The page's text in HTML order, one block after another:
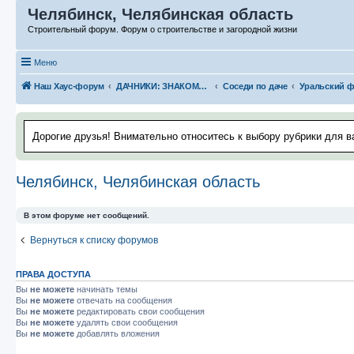
Челябинск, Челябинская область
Строительный форум. Форум о строительстве и загородной жизни
Меню
Наш Хаус-форум ДАЧНИКИ: ЗНАКОМСТВА, ВСТРЕЧИ. РАССКАЗЫ О ДАЧЕ Соседи по даче
Дорогие друзья! Внимательно относитесь к выбору рубрики
Челябинск, Челябинская область
В этом форуме нет сообщений.
Вернуться к списку форумов
ПРАВА ДОСТУПА
Вы не можете начинать темы
Вы не можете отвечать на сообщения
Вы не можете редактировать свои сообщения
Вы не можете удалять свои сообщения
Вы не можете добавлять вложения